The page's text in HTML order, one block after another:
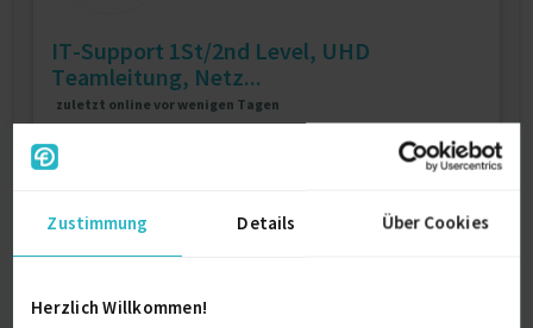
Zustimmung Details Über Cookies
Herzlich Willkommen!
IT-Support 1St/2nd Level, UHD
Teamleitung, Netz...
zuletzt online vor wenigen Tagen
Verfügbarkeit einsehen
Referenzen
D-74343 Sachsenheim (Württemberg)